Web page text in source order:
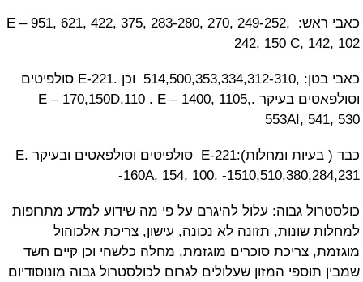
כאבי ראש: E – 951, 621, 422, 375, 283-280, 270, 249-252,
242, 150 C,
כאבי בטן: ,514,500,353,334,312-310 וכן .E-221 סולפיטים
וסולפאטים בעיקר .E – 170,150D,110 . E – 1400, 1105,
553AI,
כבד ( בעיות ומחלות):E-221 סולפיטים וסולפאטים ובעיקר .E
-160A, 154, 100. -
גבוה: עלול להיגרם על פי מה שידוע למדע מתרופות
תזונה לא נכונה, עישון, צריכת אלכוהול
צריכת סוכרים מוגזמת, מחלה כלשהי וכן קיים חשד
המזון שעלולים לגרום לכולסטרול גבוה מונוסודיום